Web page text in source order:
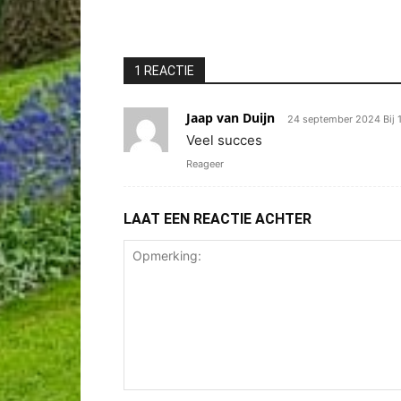
1 REACTIE
Jaap van Duijn 24 september 2024 Bij
Veel succes
Reageer
LAAT EEN REACTIE ACHTER